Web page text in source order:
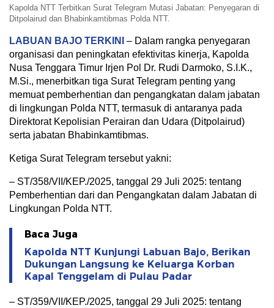
Kapolda NTT Terbitkan Surat Telegram Mutasi Jabatan: Penyegaran di
Ditpolairud dan Bhabinkamtibmas Polda NTT.
LABUAN BAJO TERKINI
– Dalam rangka penyegaran
organisasi dan peningkatan efektivitas kinerja, Kapolda
Nusa Tenggara Timur Irjen Pol Dr. Rudi Darmoko, S.I.K.,
M.Si., menerbitkan tiga Surat Telegram penting yang
memuat pemberhentian dan pengangkatan dalam jabatan
di lingkungan Polda NTT, termasuk di antaranya pada
Direktorat Kepolisian Perairan dan Udara (Ditpolairud)
serta jabatan Bhabinkamtibmas.
Ketiga Surat Telegram tersebut yakni:
– ST/358/VII/KEP./2025, tanggal 29 Juli 2025: tentang
Pemberhentian dari dan Pengangkatan dalam Jabatan di
Lingkungan Polda NTT.
Baca Juga
Kapolda NTT Kunjungi Labuan Bajo, Berikan
Dukungan Langsung ke Keluarga Korban
Kapal Tenggelam di Pulau Padar
– ST/359/VII/KEP./2025, tanggal 29 Juli 2025: tentang